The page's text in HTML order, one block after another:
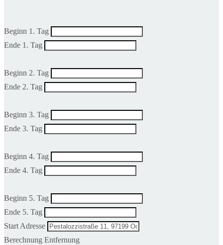
Beginn 1. Tag
Ende 1. Tag
Beginn 2. Tag
Ende 2. Tag
Beginn 3. Tag
Ende 3. Tag
Beginn 4. Tag
Ende 4. Tag
Beginn 5. Tag
Ende 5. Tag
Start Adresse
Berechnung Entfernung